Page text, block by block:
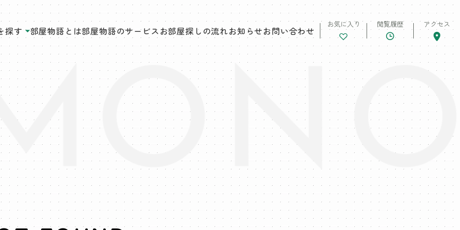
探す 部屋物語とは部屋物語のサービス お部屋探しの流れお知らせお問い合わせ
お気に入り 閲覧履歴 アクセス